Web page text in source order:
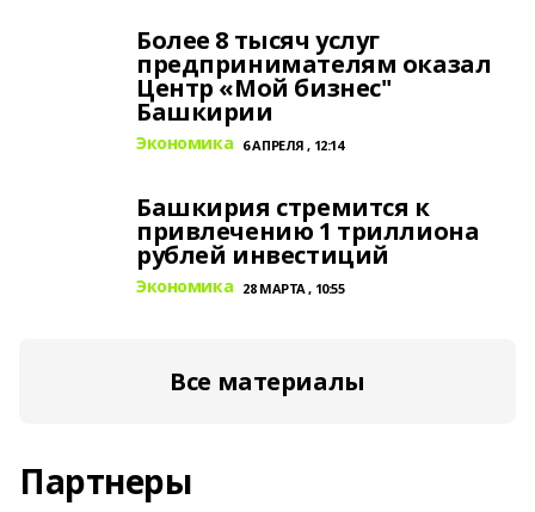
Более 8 тысяч услуг
предпринимателям оказал
Центр «Мой бизнес"
Башкирии
Экономика 6 АПРЕЛЯ , 12:14
Башкирия стремится к
привлечению 1 триллиона
рублей инвестиций
Экономика 28 МАРТА , 10:55
Все материалы
Партнеры